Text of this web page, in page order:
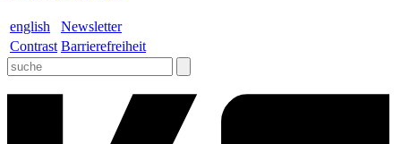
english
Newsletter
Contrast Barrierefreiheit